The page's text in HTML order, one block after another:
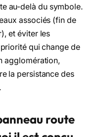
au-delà du symbole.
associés (fin de
et éviter les
qui change de
agglomération,
la persistance des
route